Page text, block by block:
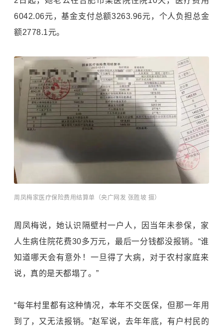
6042.06元，基金支付总额3263.96元，个人负担总金
额2778.1元。
周凤梅家医疗保险费用结算单（央广网发 张胜坡 摄）
周凤梅说，她认识隔壁村一户人，因当年未参保，家
人生病住院花费30多万元，最后一分钱都没报销。“谁
知道哪天会有意外！一旦得了大病，对于农村家庭来
说，真的是天都塌了。”
“每年村里都有这种情况，本年不交医保，但那一年用
到了，又无法报销。”赵军说，去年年底，有户村民的